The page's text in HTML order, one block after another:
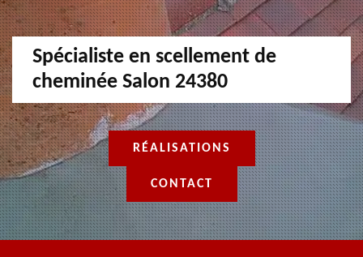
Spécialiste en scellement de
cheminée Salon 24380
RÉALISATIONS
CONTACT